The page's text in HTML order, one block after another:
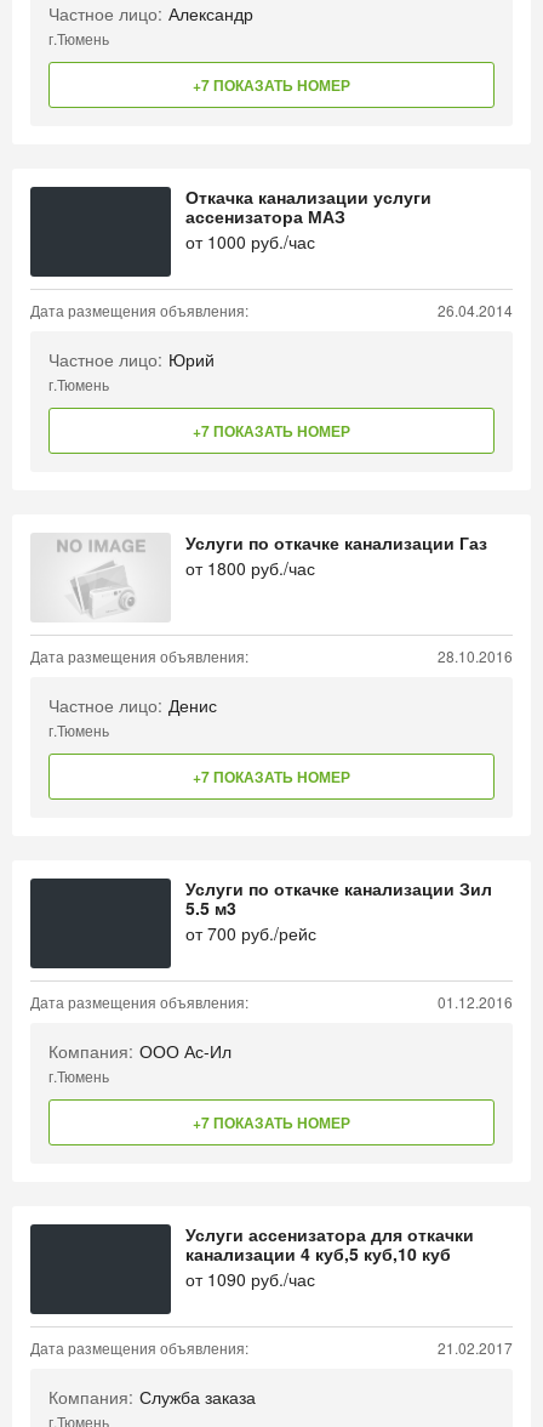
Частное лицо: Александр
г.Тюмень
+7 ПОКАЗАТЬ НОМЕР
Откачка канализации услуги
ассенизатора МАЗ
от 1000 руб./час
Дата размещения объявления: 26.04.2014
Частное лицо: Юрий
г.Тюмень
+7 ПОКАЗАТЬ НОМЕР
Услуги по откачке канализации Газ
от 1800 руб./час
Дата размещения объявления: 28.10.2016
Частное лицо: Денис
г.Тюмень
+7 ПОКАЗАТЬ НОМЕР
Услуги по откачке канализации Зил
5.5 м3
от700 руб./рейс
Дата размещения объявления: 01.12.2016
Компания: ООО Ас-Ил
г.Тюмень
+7 ПОКАЗАТЬ НОМЕР
Услуги ассенизатора для откачки
канализации 4 куб,5 куб,10 куб
от 1090 руб./час
Дата размещения объявления: 21.02.2017
Компания: Служба заказа
г.Тюмень